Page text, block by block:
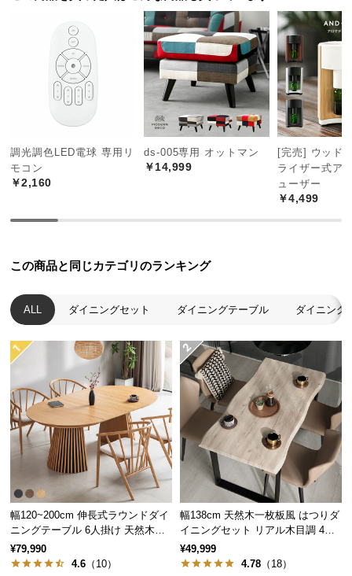
つ
い
て
小
商
の
配
い
て
開
置
サ
ー
ビ
ス
調光調色LED電球 専用リ
モコン
￥2,160
ds-005専用 オットマン
￥14,999
[完売] ウッド
ライザー式ア
ューザー
￥4,499
この商品と同じカテゴリのランキング
ALL ダイニングセット ダイニングテーブル ダイニング
幅120~200cm 伸長式ラウンドダイ
ニングテーブル 6人掛け 天然木突
板 美しい格子デザイン
¥79,990
4.6 （10）
幅138cm 天然木一枚板風 はつりダ
イニングセット リアル木目調 4人
掛け チェア4脚セット
¥49,999
4.78 （18）